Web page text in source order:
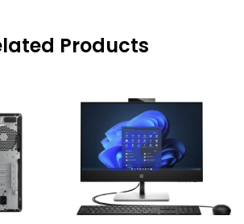
Products